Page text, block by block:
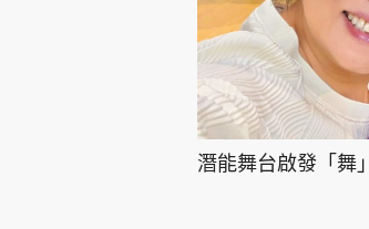
潛能舞台啟發「舞